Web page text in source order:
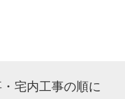
宅内工事の順に